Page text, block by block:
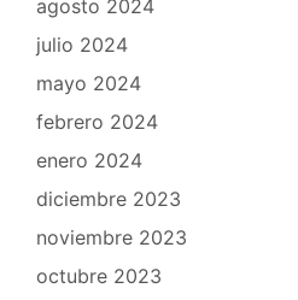
agosto 2024
julio 2024
mayo 2024
febrero 2024
enero 2024
diciembre 2023
noviembre 2023
octubre 2023